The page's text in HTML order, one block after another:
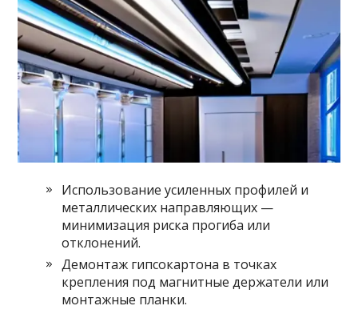
Использование усиленных профилей и
металлических направляющих —
минимизация риска прогиба или
отклонений.
Демонтаж гипсокартона в точках
крепления под магнитные держатели или
монтажные планки.